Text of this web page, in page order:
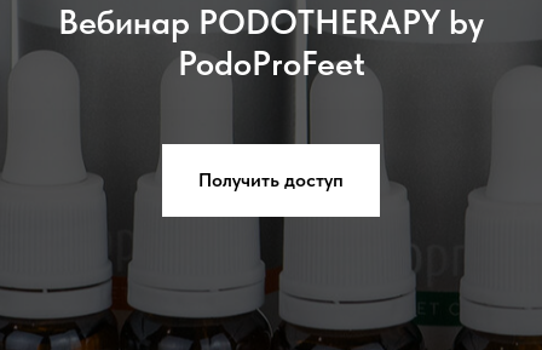
Вебинар PODOTHERAPY by
PodoProFeet
Получить доступ